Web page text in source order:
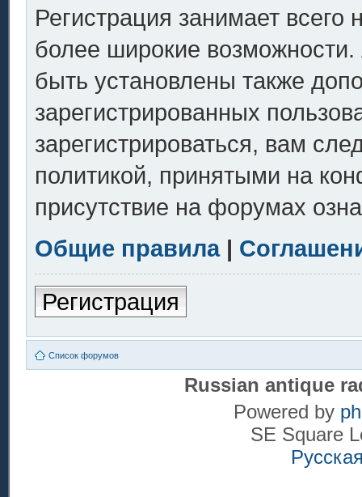
Регистрация занимает всего
более широкие
быть установлены также
зарегистрированных
зарегистрироваться, вам
политикой, принятыми на
присутствие на форумах
Общие правила|
Регистрация
Список форумов
Russian antique
Powered by
SE Square